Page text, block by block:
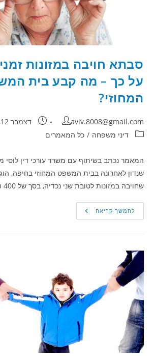
סבתא חויבה במזונות
על כך – מה קבע בית
המחוזי?
מחבר:
aviv.8008@gmail.com פורסם:דצמבר 12, 2020
קטגוריה:דיני משפחה / כל המאמרים
המאמר נכתב בשיתוף עם משרד עורכי דין לוסי
שנדון לאחרונה בבית המשפט המחוזי בחיפה,
שחויבה במזונות לטובת שני נכדיה, בסך של 400 ₪.…
להמשך קריאהסבתא
חויבה
המשפט
המחוזי?